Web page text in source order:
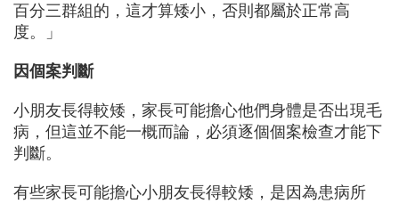
百分三群組的，這才算矮小，否則都屬於正常高
度。」
因個案判斷
小朋友長得較矮，家長可能擔心他們身體是否出現毛
病，但這並不能一概而論，必須逐個個案檢查才能下
判斷。
有些家長可能擔心小朋友長得較矮，是因為患病所